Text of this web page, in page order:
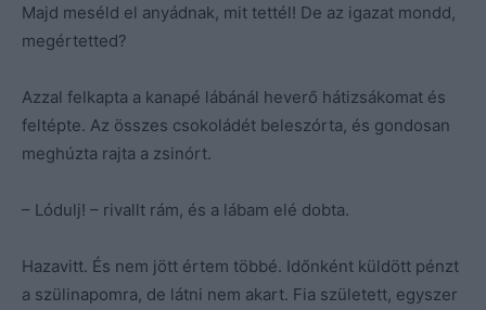
Majd meséld el anyádnak, mit tettél! De az igazat mondd,
megértetted?
Azzal felkapta a kanapé lábánál heverő hátizsákomat és
feltépte. Az összes csokoládét beleszórta, és gondosan
meghúzta rajta a zsinórt.
– Lódulj! – rivallt rám, és a lábam elé dobta.
Hazavitt. És nem jött értem többé. Időnként küldött pénzt
a szülinapomra, de látni nem akart. Fia született, egyszer